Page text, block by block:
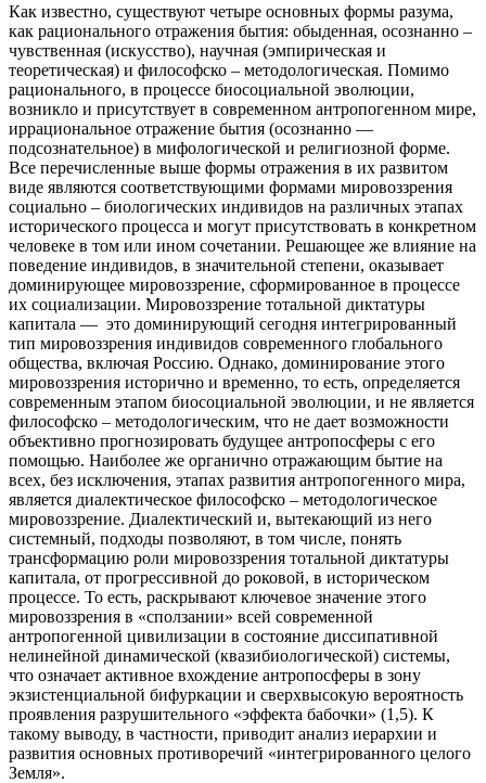
Как известно, существуют четыре основных формы разума,
как рационального отражения бытия: обыденная, осознанно –
чувственная (искусство), научная (эмпирическая и
теоретическая) и философско – методологическая. Помимо
рационального, в процессе биосоциальной эволюции,
возникло и присутствует в современном антропогенном мире,
иррациональное отражение бытия (осознанно —
подсознательное) в мифологической и религиозной форме.
Все перечисленные выше формы отражения в их развитом
виде являются соответствующими формами мировоззрения
социально – биологических индивидов на различных этапах
исторического процесса и могут присутствовать в конкретном
человеке в том или ином сочетании. Решающее же влияние на
поведение индивидов, в значительной степени, оказывает
доминирующее мировоззрение, сформированное в процессе
их социализации. Мировоззрение тотальной диктатуры
капитала — это доминирующий сегодня интегрированный
тип мировоззрения индивидов современного глобального
общества, включая Россию. Однако, доминирование этого
мировоззрения исторично и временно, то есть, определяется
современным этапом биосоциальной эволюции, и не является
философско – методологическим, что не дает возможности
объективно прогнозировать будущее антропосферы с его
помощью. Наиболее же органично отражающим бытие на
всех, без исключения, этапах развития антропогенного мира,
является диалектическое философско – методологическое
мировоззрение. Диалектический и, вытекающий из него
системный, подходы позволяют, в том числе, понять
трансформацию роли мировоззрения тотальной диктатуры
капитала, от прогрессивной до роковой, в историческом
процессе. То есть, раскрывают ключевое значение этого
мировоззрения в «сползании» всей современной
антропогенной цивилизации в состояние диссипативной
нелинейной динамической (квазибиологической) системы,
что означает активное вхождение антропосферы в зону
экзистенциальной бифуркации и сверхвысокую вероятность
проявления разрушительного «эффекта бабочки» (1,5). К
такому выводу, в частности, приводит анализ иерархии и
развития основных противоречий «интегрированного целого
Земля».